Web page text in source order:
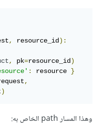
, resource_id):
, pk=resource_id)
: resource }
,
)
وهذا المسار path الخاص به: